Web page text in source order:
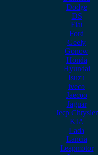
Dodge
DS
Fiat
Ford
Geely
Gonow
Honda
Hyundai
Isuzu
iveco
Jaecoo
Jaguar
Jeep Chrysler
KIA
Lada
Lancia
Leapmotor